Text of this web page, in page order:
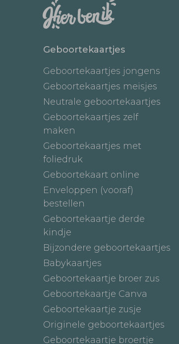
Geboortekaartjes
Geboortekaartjes jongens
Geboortekaartjes meisjes
Neutrale geboortekaartjes
Geboortekaartjes zelf
maken
Geboortekaartjes met
foliedruk
Geboortekaart online
Enveloppen (vooraf)
bestellen
Geboortekaartje derde
kindje
Bijzondere geboortekaartjes
Babykaartjes
Geboortekaartje broer zus
Geboortekaartje Canva
Geboortekaartje zusje
Originele geboortekaartjes
Geboortekaartje broertje